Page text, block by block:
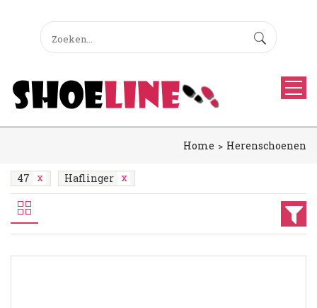
Home Herenschoenen
47 Haflinger